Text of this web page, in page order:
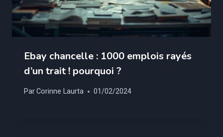
Ebay chancelle : 1000 emplois rayés
d’un trait ! pourquoi ?
ParCorinne Laurta 01/02/2024